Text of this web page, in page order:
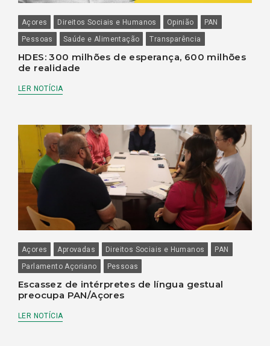
Açores Direitos Sociais e Humanos Opinião
PAN
Pessoas
Saúde e Alimentação Transparência
HDES: 300 milhões de esperança, 600 milhões
de realidade
LER NOTÍCIA
Açores Aprovadas Direitos Sociais e Humanos
PAN
Parlamento Açoriano
Pessoas
Escassez de intérpretes de língua gestual
preocupa PAN/Açores
LER NOTÍCIA